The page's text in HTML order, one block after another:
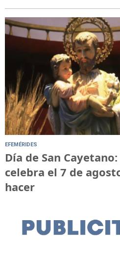
EFEMÉRIDES
Día de San
celebra el 7 de
hacer